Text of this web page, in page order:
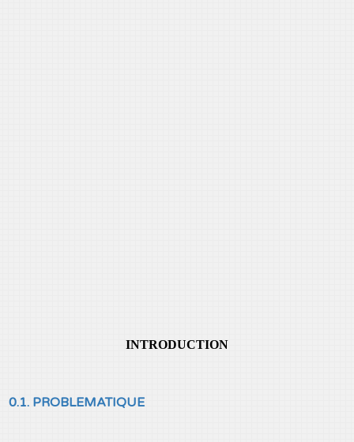
INTRODUCTION
0.1. PROBLEMATIQUE